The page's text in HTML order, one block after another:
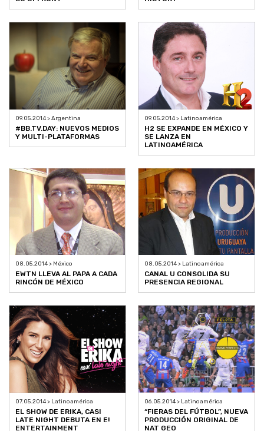
09.05.2014 > Argentina
#BB.TV.DAY: NUEVOS MEDIOS
Y MULTI-PLATAFORMAS
09.05.2014 > Latinoamérica
H2 SE EXPANDE EN MÉXICO Y
SE LANZA EN
LATINOAMÉRICA
08.05.2014 > México
EWTN LLEVA AL PAPA A CADA
RINCÓN DE MÉXICO
08.05.2014 > Latinoamérica
CANAL U CONSOLIDA SU
PRESENCIA REGIONAL
07.05.2014 > Latinoamérica
EL SHOW DE ERIKA, CASI
LATE NIGHT DEBUTA EN E!
ENTERTAINMENT
06.05.2014 > Latinoamérica
“FIERAS DEL FÚTBOL”, NUEVA
PRODUCCIÓN ORIGINAL DE
NAT GEO